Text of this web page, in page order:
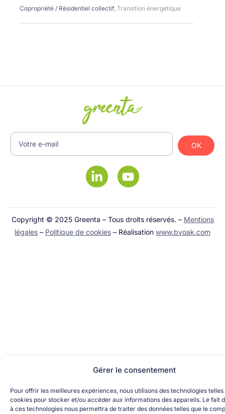
Gérer le consentement
Pour offrir les meilleures expériences, nous utilisons des technologies telles
cookies pour stocker et/ou accéder aux informations des appareils. Le fait
à ces technologies nous permettra de traiter des données telles que le
Copropriété / Résidentiel collectif,Transition énergétique
OK
Copyright © 2025 Greenta – Tous droits réservés. – Mentions
légales – Politique de cookies – Réalisation www.bvoak.com